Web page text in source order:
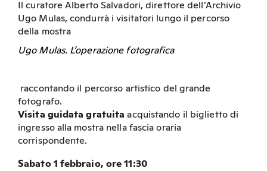
Il curatore Alberto Salvadori, direttore dell’Archivio
Ugo Mulas, condurrà i visitatori lungo il percorso
della mostra
Ugo Mulas. L’operazione fotografica
raccontando il percorso artistico del grande
fotografo.
Visita guidata gratuita acquistando il biglietto di
ingresso alla mostra nella fascia oraria
corrispondente.
Sabato 1 febbraio, ore 11:30